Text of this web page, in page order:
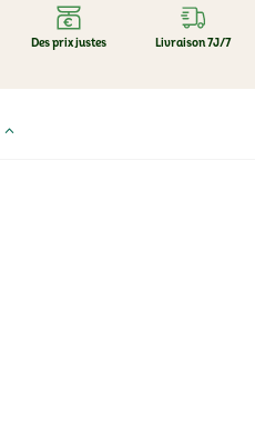
Des prix justes Livraison 7J/7